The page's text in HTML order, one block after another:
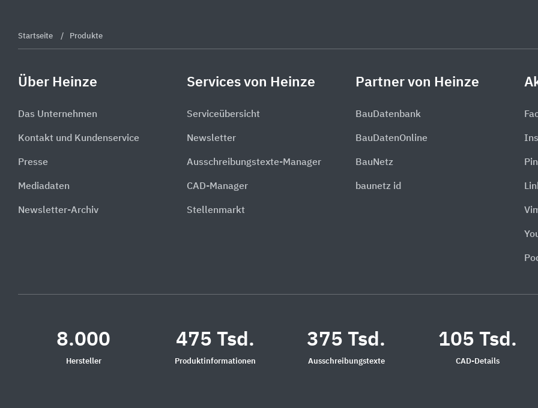
Startseite Produkte
Über Heinze
Das Unternehmen
Kontakt und Kundenservice
Presse
Mediadaten
Newsletter-Archiv
Services von Heinze
Serviceübersicht
Newsletter
Ausschreibungstexte-Manager
CAD-Manager
Stellenmarkt
Partner von Heinze
BauDatenbank
BauDatenOnline
BauNetz
baunetz id
8.000
Hersteller
475 Tsd.
Produktinformationen
375 Tsd.
Ausschreibungstexte
105 Tsd.
CAD-Details